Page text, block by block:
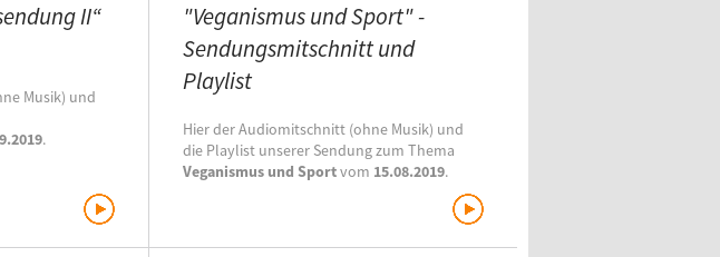
II“
Musik) und
.
"Veganismus und Sport" -
Sendungsmitschnitt und
Playlist
Hier der Audiomitschnitt (ohne Musik) und
die Playlist unserer Sendung zum Thema
Veganismus und Sportvom 15.08.2019.
In der Sendung: